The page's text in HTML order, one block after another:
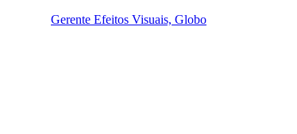
Gerente Efeitos Visuais, Globo